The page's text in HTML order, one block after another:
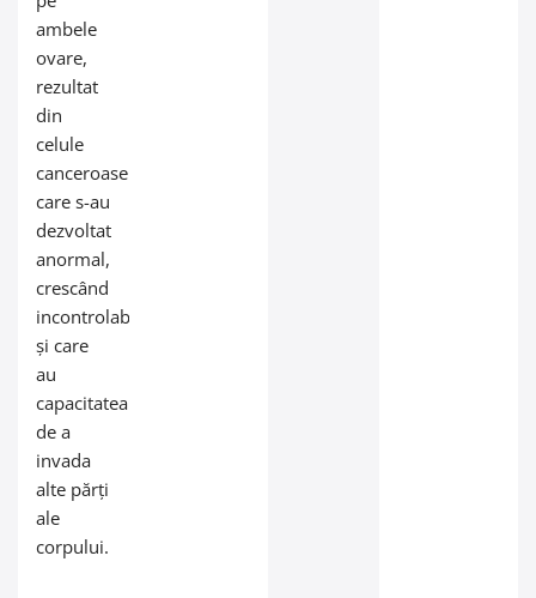
ambele
ovare,
rezultat
din
celule
canceroase
care s-au
dezvoltat
anormal,
crescând
incontrolabil
și care
au
capacitatea
de a
invada
alte părți
ale
corpului.